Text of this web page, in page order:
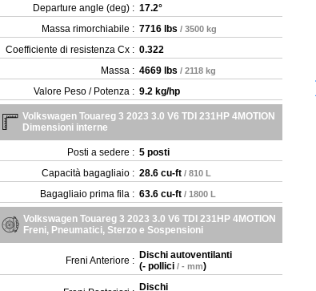
Departure angle (deg) : 17.2°
Massa rimorchiabile : 7716 lbs / 3500 kg
Coefficiente di resistenza Cx : 0.322
Massa : 4669 lbs / 2118 kg
Valore Peso / Potenza : 9.2 kg/hp
Volkswagen Touareg 3 2023 3.0 V6 TDI 231HP 4MOTION
Dimensioni interne
Posti a sedere : 5 posti
Capacità bagagliaio : 28.6 cu-ft / 810 L
Bagagliaio prima fila : 63.6 cu-ft / 1800 L
Volkswagen Touareg 3 2023 3.0 V6 TDI 231HP 4MOTION
Freni, Pneumatici, Sterzo e Sospensioni
Freni Anteriore : Dischi autoventilanti
(- pollici / - mm)
Dischi